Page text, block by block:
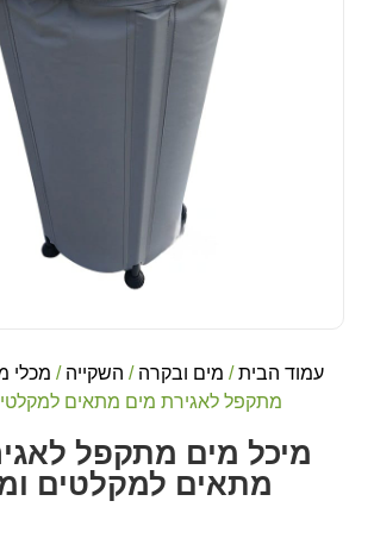
עמוד הבית/ מים ובקרה / השקייה / מכלי
מתקפל לאגירת מים מתאים
מיכל מים מתקפל
מתאים למקלטים